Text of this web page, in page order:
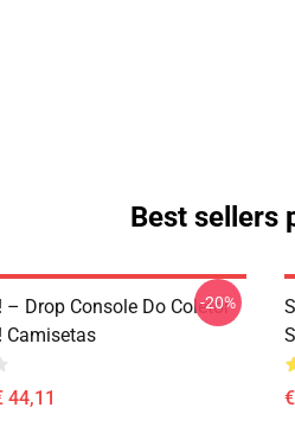
Best sellers
– Drop Console Do Coletor
Camisetas
44,11
-20%